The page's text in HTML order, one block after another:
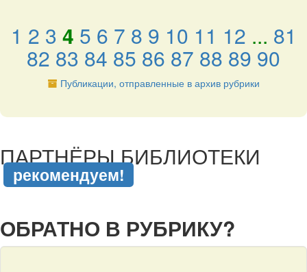
1 2 3 4 5 6 7 8 9 10 11 12 ... 81
82 83 84 85 86 87 88 89 90
Публикации, отправленные в архив рубрики
ПАРТНЁРЫ БИБЛИОТЕКИ
рекомендуем!
ОБРАТНО В РУБРИКУ?